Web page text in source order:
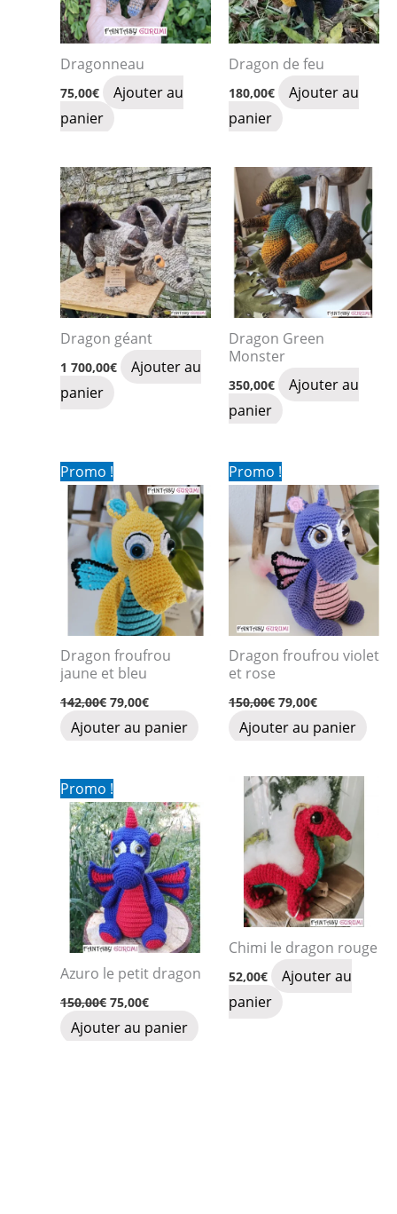
Dragonneau
75,00€
Ajouter au
panier
Dragon de feu
180,00€
Ajouter au
panier
Dragon géant
1 700,00€
Ajouter au
panier
Dragon Green
Monster
350,00€
Ajouter au
panier
Promo !
Dragon froufrou
jaune et bleu
142,00€ Le
prix
initial
79,00€Le
prix
actuel
Ajouter au panier
Promo !
Dragon froufrou violet
et rose
150,00€ Le
prix
initial
79,00€Le
prix
actuel
Ajouter au panier
Promo !
Azuro le petit dragon
150,00€ Le
prix
initial
75,00€Le
prix
actuel
Ajouter au panier
Chimi le dragon rouge
52,00€
Ajouter au
panier